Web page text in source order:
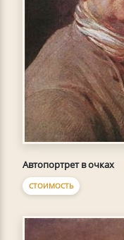
Автопортрет в очках
СТОИМОСТЬ